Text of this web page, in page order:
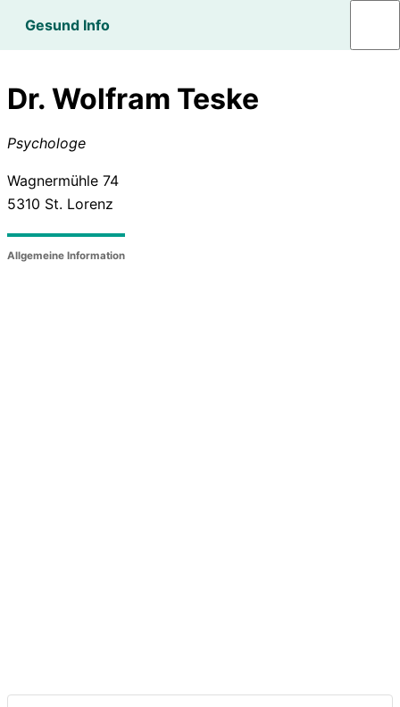
Gesund Info
Dr. Wolfram Teske
Psychologe
Wagnermühle 74
5310 St. Lorenz
Allgemeine Information